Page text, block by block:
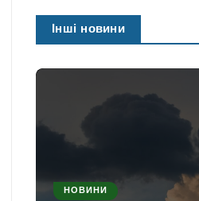
Інші новини
НОВИНИ